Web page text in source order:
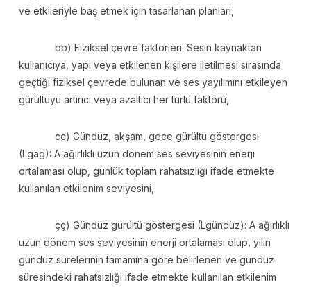
ve etkileriyle baş etmek için tasarlanan planları,
bb) Fiziksel çevre faktörleri: Sesin kaynaktan
kullanıcıya, yapı veya etkilenen kişilere iletilmesi sırasında
geçtiği fiziksel çevrede bulunan ve ses yayılımını etkileyen
gürültüyü artırıcı veya azaltıcı her türlü faktörü,
cc) Gündüz, akşam, gece gürültü göstergesi
(Lgag): A ağırlıklı uzun dönem ses seviyesinin enerji
ortalaması olup, günlük toplam rahatsızlığı ifade etmekte
kullanılan etkilenim seviyesini,
çç) Gündüz gürültü göstergesi (Lgündüz): A ağırlıklı
uzun dönem ses seviyesinin enerji ortalaması olup, yılın
gündüz sürelerinin tamamına göre belirlenen ve gündüz
süresindeki rahatsızlığı ifade etmekte kullanılan etkilenim